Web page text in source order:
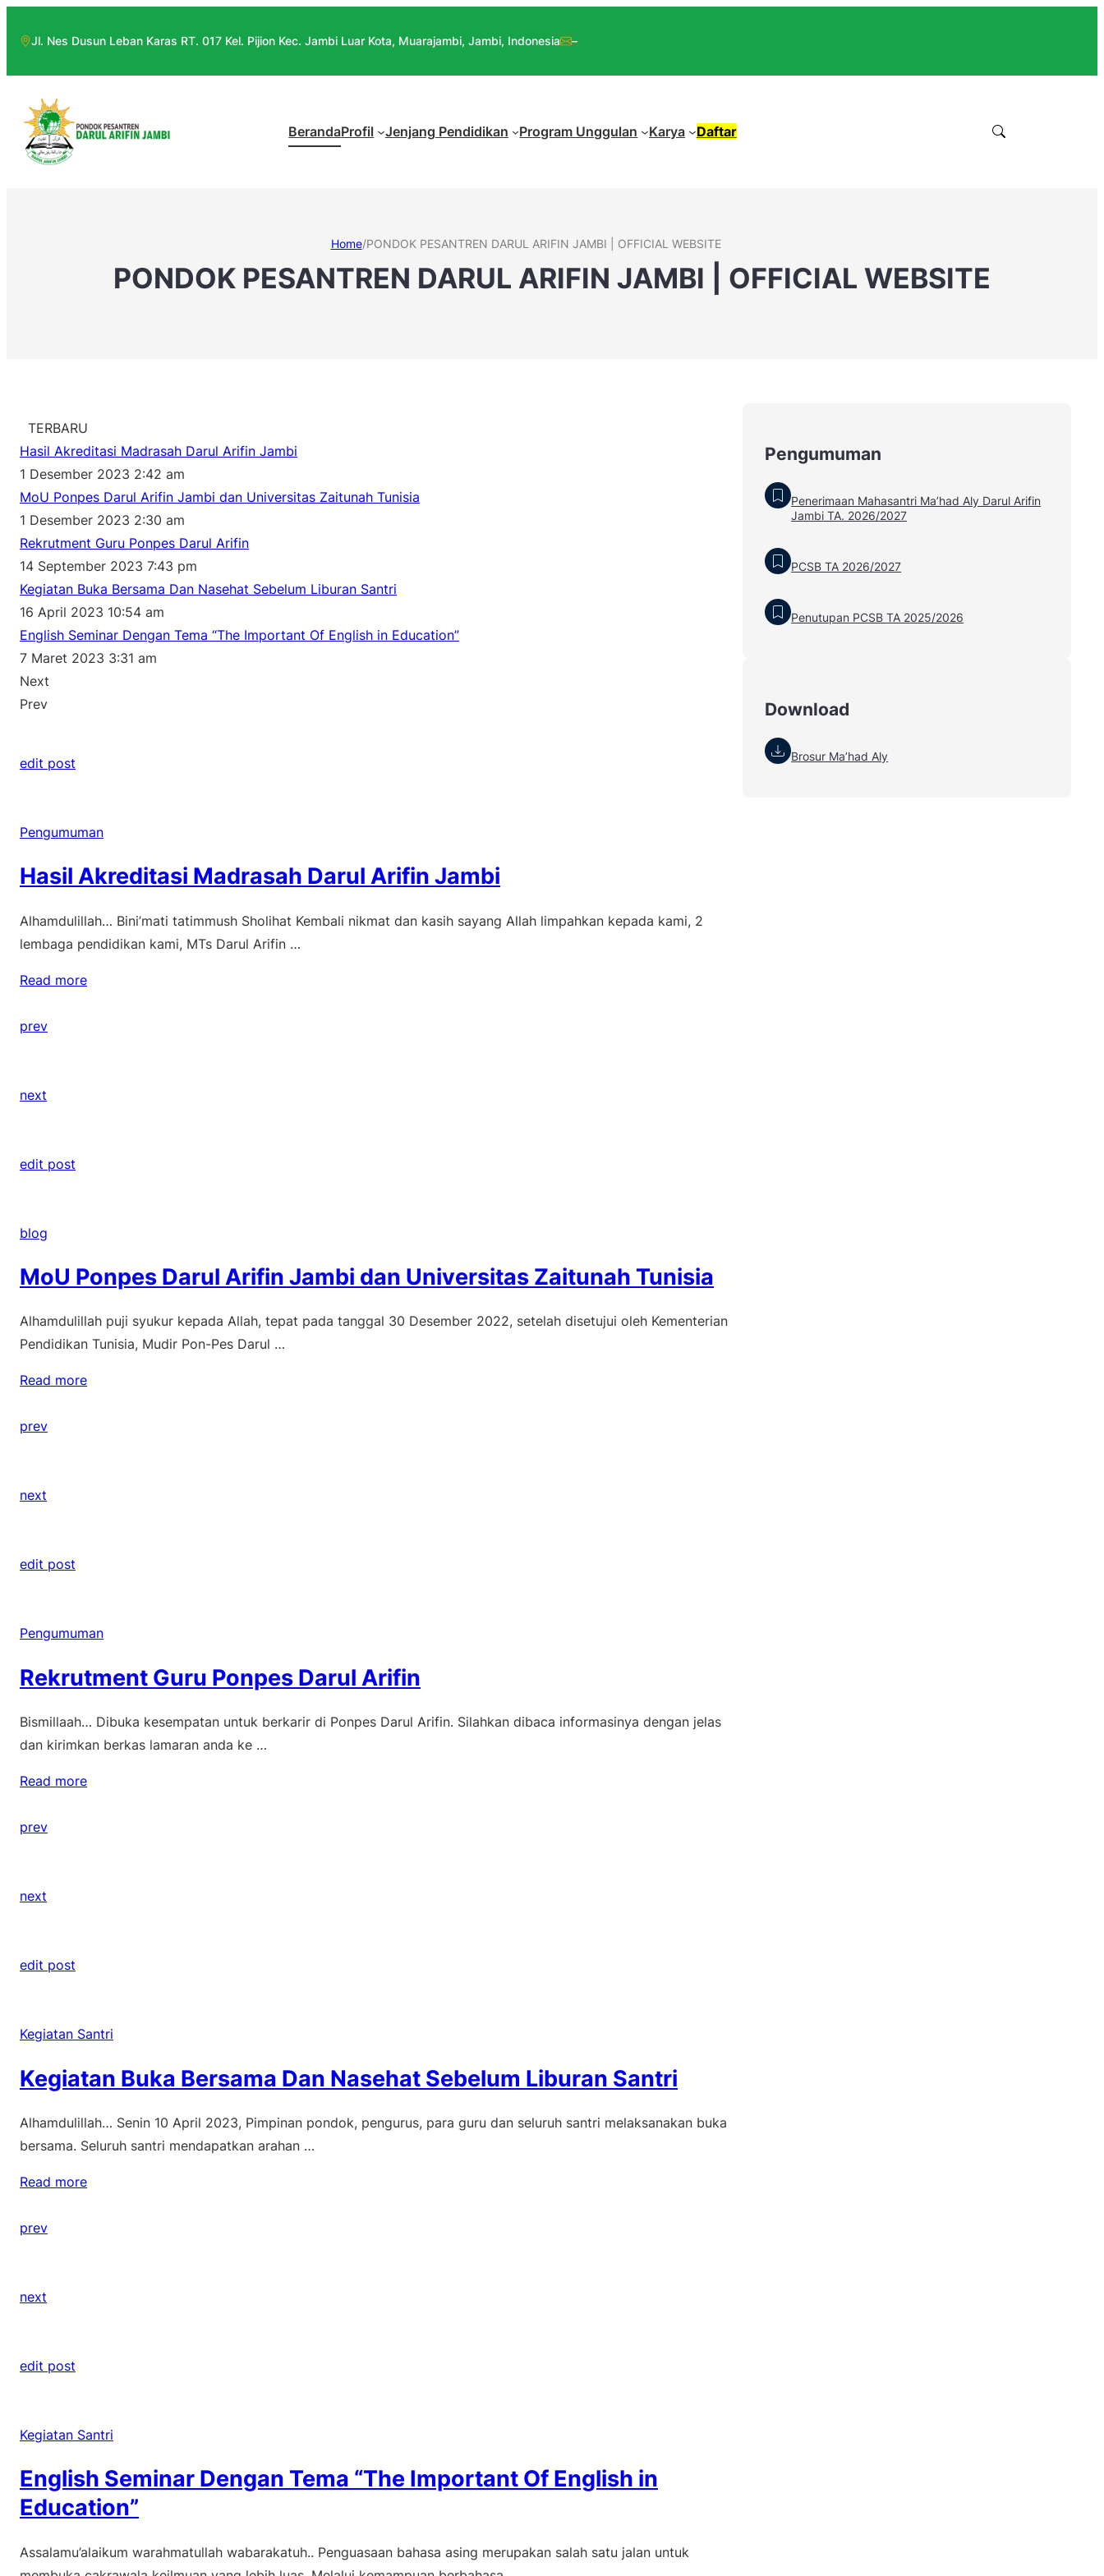
Jl. Nes Dusun Leban Karas RT. 017 Kel. Pijion Kec. Jambi Luar Kota, Muarajambi, Jambi, Indonesia –
BerandaProfil Jenjang Pendidikan Program Unggulan Karya Daftar
Home/PONDOK PESANTREN DARUL ARIFIN JAMBI | OFFICIAL WEBSITE
PONDOK PESANTREN DARUL ARIFIN JAMBI | OFFICIAL WEBSITE
TERBARU
Hasil Akreditasi Madrasah Darul Arifin Jambi
1 Desember 2023 2:42 am
MoU Ponpes Darul Arifin Jambi dan Universitas Zaitunah Tunisia
1 Desember 2023 2:30 am
Rekrutment Guru Ponpes Darul Arifin
14 September 2023 7:43 pm
Kegiatan Buka Bersama Dan Nasehat Sebelum Liburan Santri
16 April 2023 10:54 am
English Seminar Dengan Tema “The Important Of English in Education”
7 Maret 2023 3:31 am
Next
Prev
edit post
Pengumuman
Hasil Akreditasi Madrasah Darul Arifin Jambi
Alhamdulillah… Bini’mati tatimmush Sholihat Kembali nikmat dan kasih sayang Allah limpahkan kepada kami, 2
lembaga pendidikan kami, MTs Darul Arifin …
Read more
prev
next
edit post
blog
MoU Ponpes Darul Arifin Jambi dan Universitas Zaitunah Tunisia
Alhamdulillah puji syukur kepada Allah, tepat pada tanggal 30 Desember 2022, setelah disetujui oleh Kementerian
Pendidikan Tunisia, Mudir Pon-Pes Darul …
Read more
prev
next
edit post
Pengumuman
Rekrutment Guru Ponpes Darul Arifin
Bismillaah… Dibuka kesempatan untuk berkarir di Ponpes Darul Arifin. Silahkan dibaca informasinya dengan jelas
dan kirimkan berkas lamaran anda ke …
Read more
prev
next
edit post
Kegiatan Santri
Kegiatan Buka Bersama Dan Nasehat Sebelum Liburan Santri
Alhamdulillah… Senin 10 April 2023, Pimpinan pondok, pengurus, para guru dan seluruh santri melaksanakan buka
bersama. Seluruh santri mendapatkan arahan …
Read more
prev
next
edit post
Kegiatan Santri
English Seminar Dengan Tema “The Important Of English in
Education”
Assalamu’alaikum warahmatullah wabarakatuh.. Penguasaan bahasa asing merupakan salah satu jalan untuk
Pengumuman
Penerimaan Mahasantri Ma’had Aly Darul Arifin
Jambi TA. 2026/2027
PCSB TA 2026/2027
Penutupan PCSB TA 2025/2026
Download
Brosur Ma’had Aly